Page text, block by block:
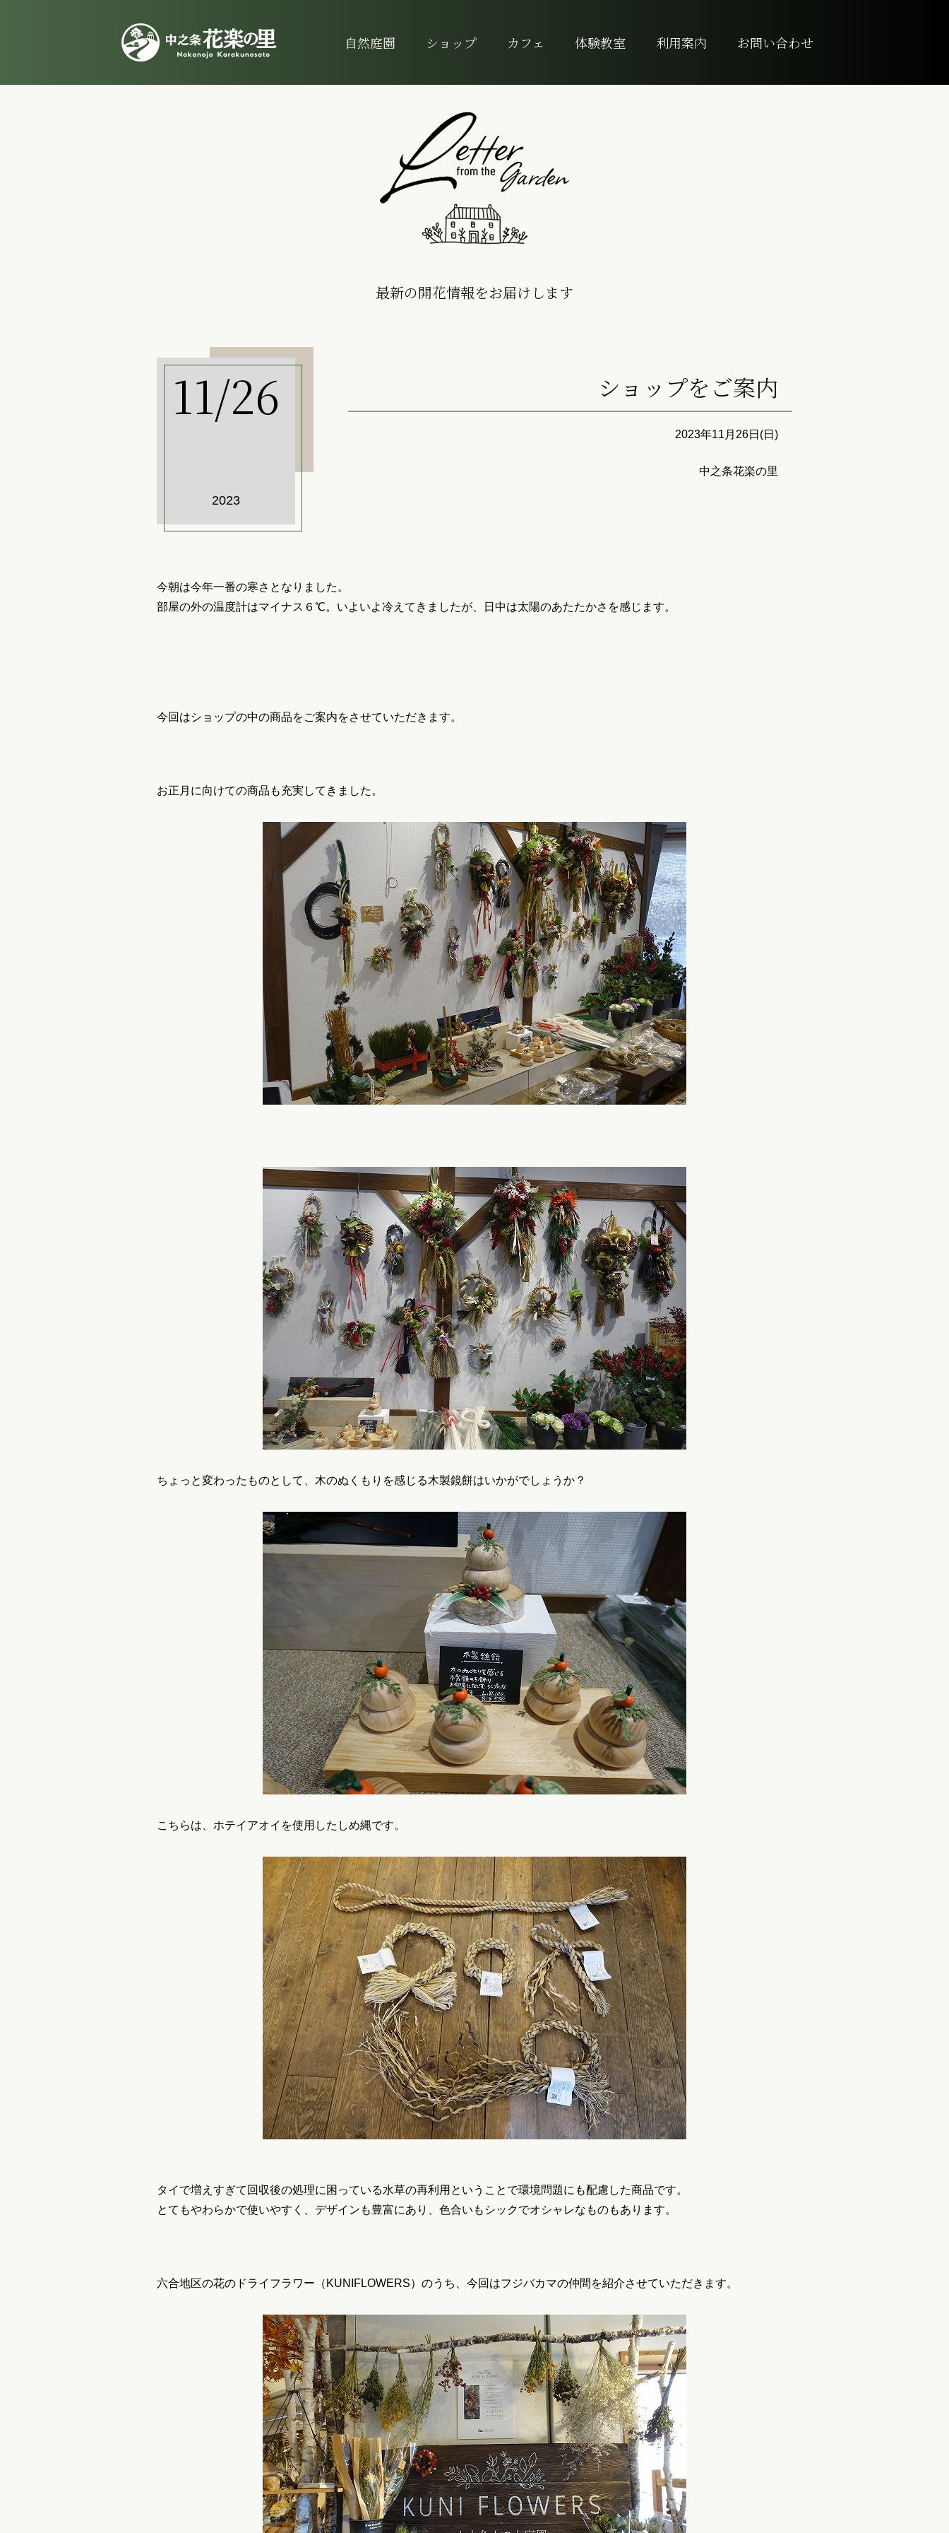
自然庭園 ショップ カフェ 体験教室 利用案内 お問い合わせ
最新の開花情報をお届けします
11/26
2023
ショップをご案内
2023年11月26日(日)
中之条花楽の里
今朝は今年一番の寒さとなりました。
部屋の外の温度計はマイナス６℃。いよいよ冷えてきましたが、日中は太陽のあたたかさを感じます。
今回はショップの中の商品をご案内をさせていただきます。
お正月に向けての商品も充実してきました。
ちょっと変わったものとして、木のぬくもりを感じる木製鏡餅はいかがでしょうか？
こちらは、ホテイアオイを使用したしめ縄です。
タイで増えすぎて回収後の処理に困っている水草の再利用ということで環境問題にも配慮した商品です。
とてもやわらかで使いやすく、デザインも豊富にあり、色合いもシックでオシャレなものもあります。
六合地区の花のドライフラワー（KUNIFLOWERS）のうち、今回はフジバカマの仲間を紹介させていただきます。